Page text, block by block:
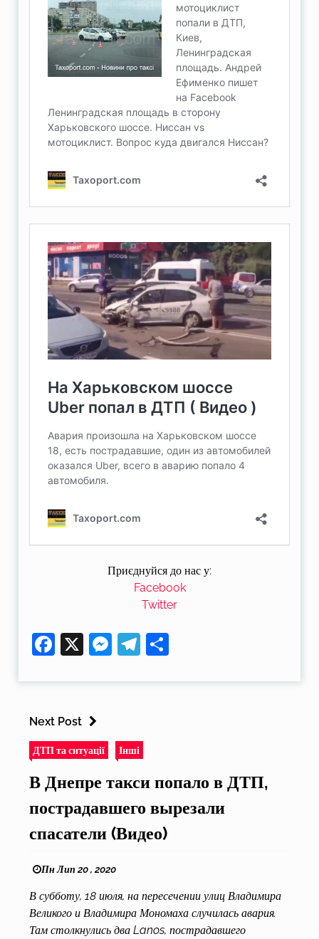
Facebook
X Messenger
Telegram
Приєднуйся до нас у:
Facebook
Twitter
Next Post
ДТП та ситуації Інші
В Днепре такси попало в ДТП,
пострадавшего вырезали
спасатели (Видео)
Пн Лип 20 , 2020
В субботу, 18 июля, на пересечении улиц Владимира
Великого и Владимира Мономаха случилась авария.
Там столкнулись два Lanos, пострадавшего